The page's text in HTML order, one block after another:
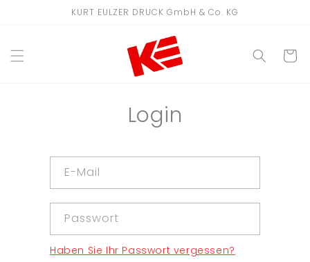
KURT EULZER DRUCK GmbH & Co. KG
Login
E-Mail
Passwort
Haben Sie Ihr Passwort vergessen?